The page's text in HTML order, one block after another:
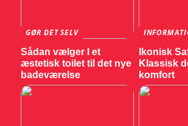
GØR DET SELV
Sådan vælger I et
æstetisk toilet til det nye
badeværelse
Ikonisk
Klassisk
komfort